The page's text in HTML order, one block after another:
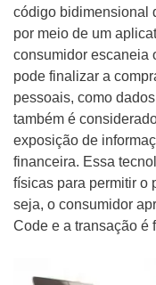
código bidimensional
por meio de um
consumidor escaneia
pode finalizar a
pessoais, como
também é
exposição de
financeira. Essa
físicas para permitir o
seja, o consumidor
Code e a transação é